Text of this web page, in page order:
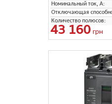
Номинальный ток, А:
Отключающая
Количество полюсов:
43 160 грн